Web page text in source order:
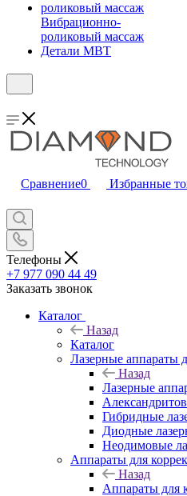
Вибрационно-
роликовый массаж
Детали MBT
Сравнение0 Избранные
Телефоны
+7 977 090 44 49
Заказать звонок
Каталог
Назад
Каталог
Лазерные аппараты
Назад
Лазерные
Гибридные
Диодные
Неодимовые
Аппараты для
Назад
Аппараты для